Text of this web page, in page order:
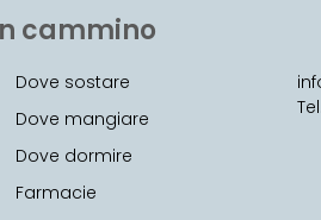
cammino
Dove sostare
Dove mangiare
Dove dormire
Farmacie